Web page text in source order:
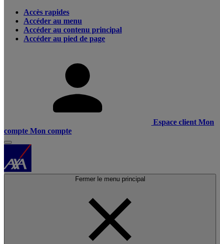
Accès rapides
Accéder au menu
Accéder au contenu principal
Accéder au pied de page
Espace client Mon
compte Mon compte
Fermer le menu principal